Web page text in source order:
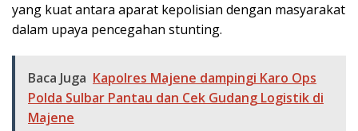
yang kuat antara aparat kepolisian dengan masyarakat
dalam upaya pencegahan stunting.
Baca Juga Kapolres Majene dampingi Karo Ops
Polda Sulbar Pantau dan Cek Gudang Logistik di
Majene